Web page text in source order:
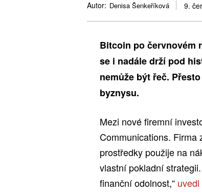
Autor: Denisa Šenkeříková 9.
Bitcoin po červnovém
se i nadále drží pod
nemůže být řeč.
byznysu.
Mezi nové firemní
Communications. Firma
prostředky použije na
vlastní pokladní
finanční odolnost,“ uvedl